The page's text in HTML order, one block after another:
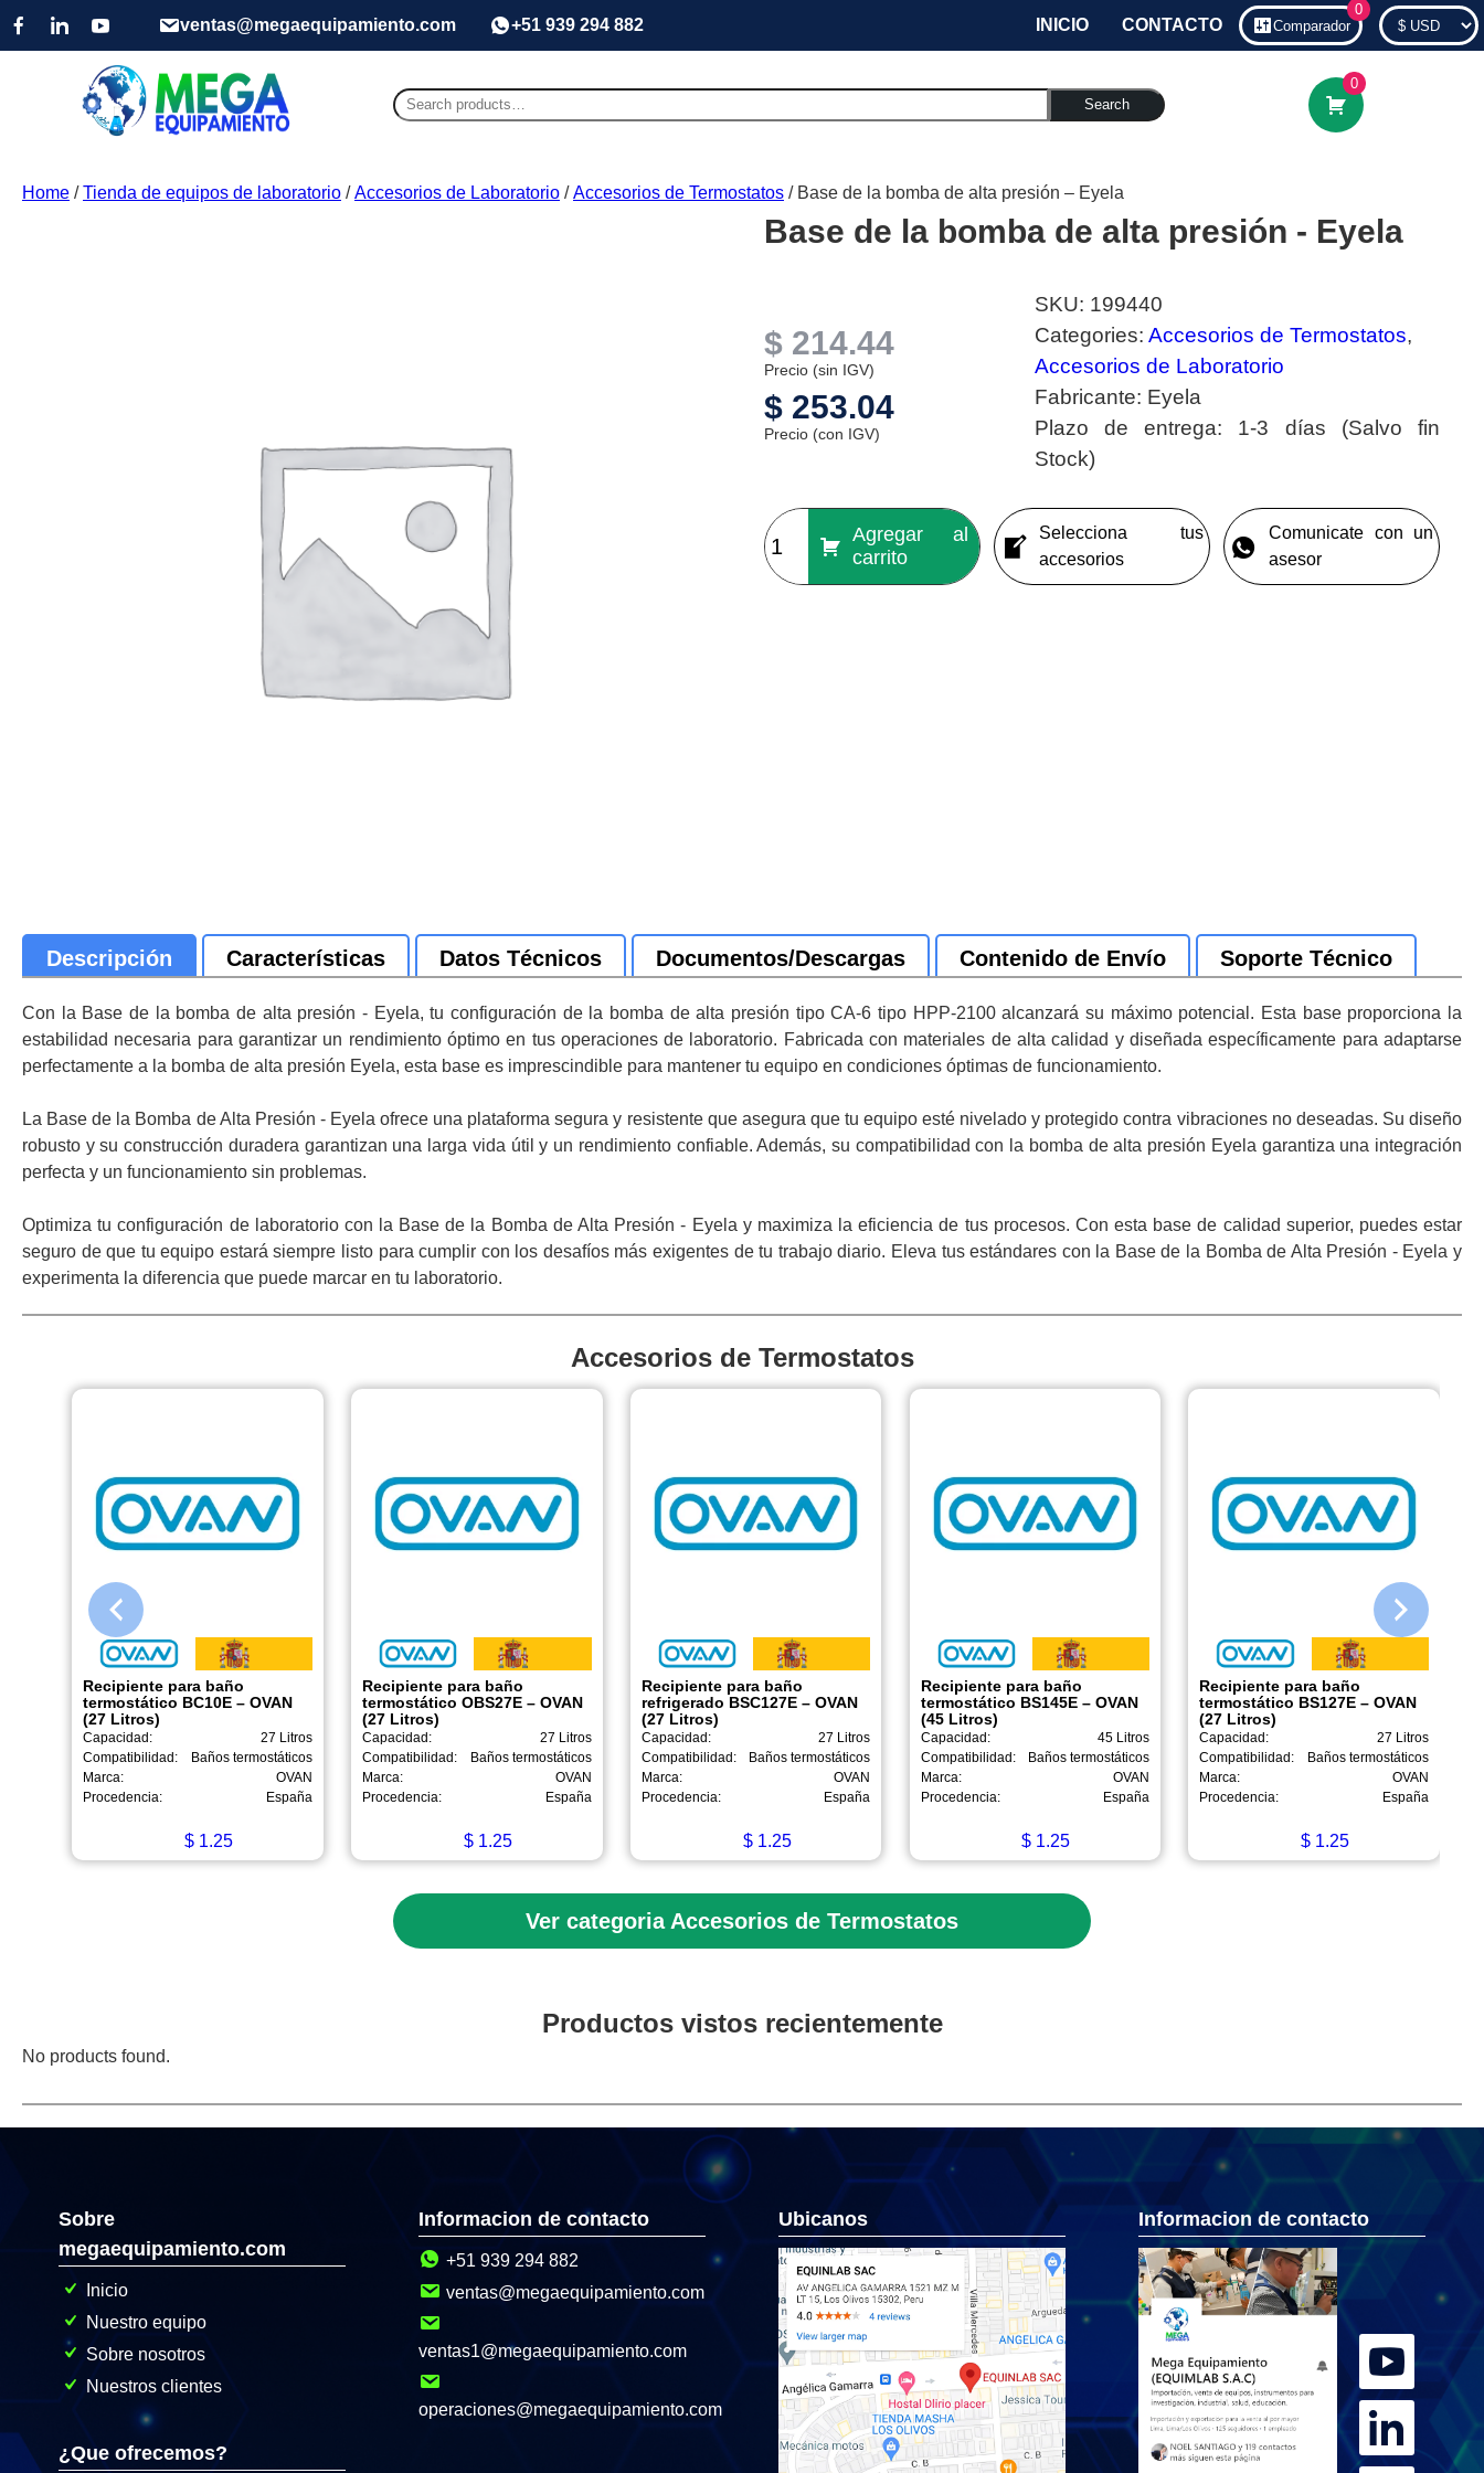
ventas@megaequipamiento.com +51 939 294 882 INICIO CONTACTO
0
Comparador
Search
for:
Search
0
Home /Tienda de equipos de laboratorio /Accesorios de Laboratorio /Accesorios de Termostatos / Base de la bomba de alta presión – Eyela
Base de la bomba de alta presión - Eyela
$ 214.44
Precio (sin IGV)
$ 253.04
Precio (con IGV)
SKU: 199440
Categories: Accesorios de Termostatos,
Accesorios de Laboratorio
Fabricante: Eyela
Plazo de entrega: 1-3 días (Salvo fin
Stock)
Agregar al
carrito
Selecciona tus
accesorios
Comunicate con un
asesor
Descripción Características Datos Técnicos Documentos/Descargas Contenido de Envío Soporte Técnico
Con la Base de la bomba de alta presión - Eyela, tu configuración de la bomba de alta presión tipo CA-6 tipo HPP-2100 alcanzará su máximo potencial. Esta base proporciona la
estabilidad necesaria para garantizar un rendimiento óptimo en tus operaciones de laboratorio. Fabricada con materiales de alta calidad y diseñada específicamente para adaptarse
perfectamente a la bomba de alta presión Eyela, esta base es imprescindible para mantener tu equipo en condiciones óptimas de funcionamiento.
La Base de la Bomba de Alta Presión - Eyela ofrece una plataforma segura y resistente que asegura que tu equipo esté nivelado y protegido contra vibraciones no deseadas. Su diseño
robusto y su construcción duradera garantizan una larga vida útil y un rendimiento confiable. Además, su compatibilidad con la bomba de alta presión Eyela garantiza una integración
perfecta y un funcionamiento sin problemas.
Optimiza tu configuración de laboratorio con la Base de la Bomba de Alta Presión - Eyela y maximiza la eficiencia de tus procesos. Con esta base de calidad superior, puedes estar
seguro de que tu equipo estará siempre listo para cumplir con los desafíos más exigentes de tu trabajo diario. Eleva tus estándares con la Base de la Bomba de Alta Presión - Eyela y
experimenta la diferencia que puede marcar en tu laboratorio.
Accesorios de Termostatos
Recipiente para baño
termostático BC10E – OVAN
(27 Litros)
Capacidad:
27 Litros
Compatibilidad:
Baños termostáticos
Marca:
OVAN
Procedencia:
España
$ 1.25
Recipiente para baño
termostático OBS27E – OVAN
(27 Litros)
Capacidad:
27 Litros
Compatibilidad:
Baños termostáticos
Marca:
OVAN
Procedencia:
España
$1.25
Recipiente para baño
refrigerado BSC127E – OVAN
(27 Litros)
Capacidad:
27 Litros
Compatibilidad:
Baños termostáticos
Marca:
OVAN
Procedencia:
España
$1.25
Recipiente para baño
termostático BS145E – OVAN
(45 Litros)
Capacidad:
45 Litros
Compatibilidad:
Baños termostáticos
Marca:
OVAN
Procedencia:
España
$ 1.25
Recipiente para baño
termostático BS127E – OVAN
(27 Litros)
Capacidad:
27 Litros
Compatibilidad:
Baños termostáticos
Marca:
OVAN
Procedencia:
España
$ 1.25
Ver categoria Accesorios de Termostatos
Productos vistos recientemente
No products found.
Sobre
megaequipamiento.com
Inicio
Nuestro equipo
Sobre nosotros
Nuestros clientes
¿Que ofrecemos?
Informacion de contacto
+51 939 294 882
ventas@megaequipamiento.com
ventas1@megaequipamiento.com
operaciones@megaequipamiento.com
Ubicanos Informacion de contacto